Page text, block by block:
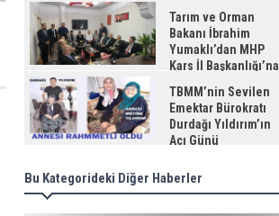
Tarım ve Orman
Bakanı İbrahim
Yumaklı’dan MHP
Kars İl Başkanlığı’na
Ziyaret
TBMM’nin Sevilen
Emektar Bürokratı
Durdağı Yıldırım’ın
Acı Günü
Bu Kategorideki Diğer Haberler